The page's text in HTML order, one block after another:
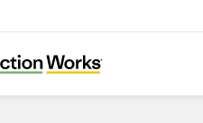
Specialties